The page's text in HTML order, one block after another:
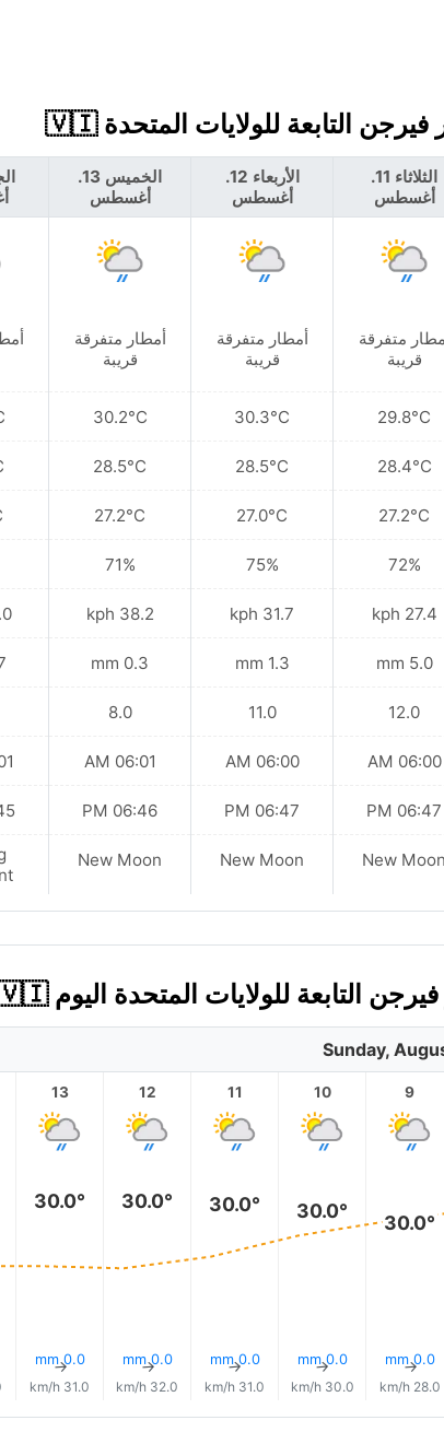
الثلاثاء 11.
أغسطس
متفرقة
قريبة
29.8°C
28.4°C
27.2°C
72%
27.4 kph
5.0 mm
12.0
06:00 AM
06:47 PM
New Moon
الأربعاء 12.
أغسطس
أمطار متفرقة
قريبة
30.3°C
28.5°C
27.0°C
75%
31.7 kph
1.3 mm
11.0
06:00 AM
06:47 PM
New Moon
الخميس 13.
أغسطس
أمطار متفرقة
قريبة
30.2°C
28.5°C
27.2°C
71%
38.2 kph
0.3 mm
8.0
06:01 AM
06:46 PM
New Moon
Sunday,
9
30.0°
0.0 mm
↑
28.0 km/h
10
30.0°
0.0 mm
↑
30.0 km/h
11
30.0°
0.0 mm
↑
31.0 km/h
12
30.0°
0.0 mm
↑
32.0 km/h
13
30.0°
0.0 mm
↑
31.0 km/h